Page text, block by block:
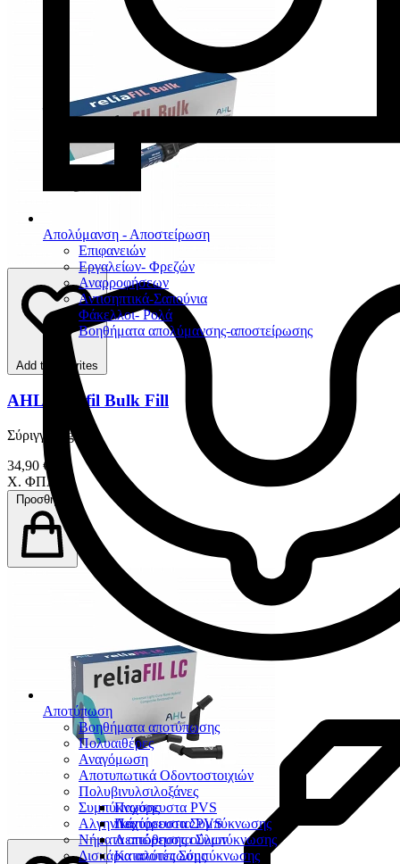
Απολύμανση - Αποστείρωση
Επιφανειών
Εργαλείων- Φρεζών
Αναρροφήσεων
Αντισηπτικά-Σαπούνια
Φάκελλοι- Ρολά
Βοηθήματα απολύμανσης-αποστείρωσης
Αποτύπωση
Βοηθήματα αποτύπωσης
Πολυαιθέρες
Αναγόμωση
Αποτυπωτικά Οδοντοστοιχιών
Πολυβινυλσιλοξάνες
Παχύρευστα PVS
Λεπτόρευστα PVS
Συμπύκνωσης
Παχύρευστα Συμπύκνωσης
Λεπτόρευστα Συμπύκνωσης
Καταλύτες Σύμπύκνωσης
Αλγηνικά
Νήματα απώθησης ούλων
Δισκάρια αποτύπωσης
Add to favorites
AHL Reliafil Bulk Fill
Σύριγγα 4 gr
34,90 €
Χ. ΦΠΑ
Προσθήκη